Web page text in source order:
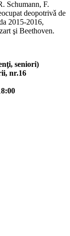
Schumann, F.
deopotrivǎ de
2015-2016,
şi Beethoven.
seniori)
nr.16